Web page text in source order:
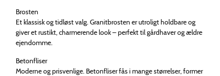
Brosten
Et klassisk og tidløst valg. Granitbrosten er utroligt holdbare og
giver et rustikt, charmerende look – perfekt til gårdhaver og ældre
ejendomme.
Betonfliser
Moderne og prisvenlige. Betonfliser fås i mange størrelser, former